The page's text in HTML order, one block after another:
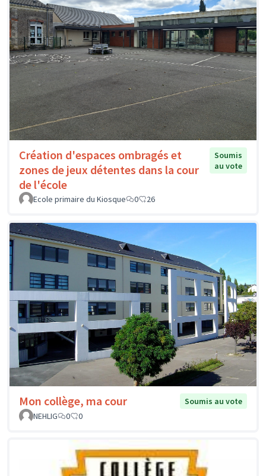
Création d'espaces ombragés et
zones de jeux détentes dans la cour
de l'école
Soumis
au vote
Ecole primaire du Kiosque 0 26
Mon collège, ma cour
Soumis au vote
NEHLIG
0 0